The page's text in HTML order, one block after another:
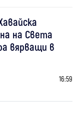
на Света
вярващи в
16:59